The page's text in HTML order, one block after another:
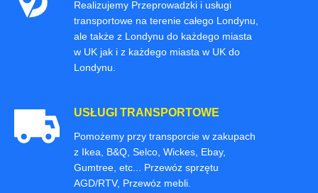
Realizujemy Przeprowadzki i usługi
transportowe na terenie całego Londynu,
ale także z Londynu do każdego miasta
w UK jak i z każdego miasta w UK do
Londynu.
USŁUGI TRANSPORTOWE
Pomożemy przy transporcie w zakupach
z Ikea, B&Q, Selco, Wickes, Ebay,
Gumtree, etc... Przewóz sprzętu
AGD/RTV, Przewóz mebli.